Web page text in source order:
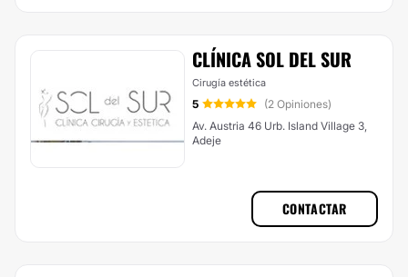
CLÍNICA SOL DEL SUR
Cirugía estética
5
(2 Opiniones)
Av. Austria 46 Urb. Island Village 3,
Adeje
CONTACTAR